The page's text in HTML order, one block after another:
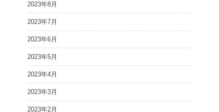
2023年8月
2023年7月
2023年6月
2023年5月
2023年4月
2023年3月
2023年2月